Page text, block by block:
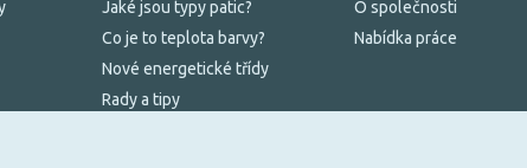
Jaké jsou typy patic?
Co je to teplota barvy?
Nové energetické třídy
Rady a tipy
O společnosti
Nabídka práce